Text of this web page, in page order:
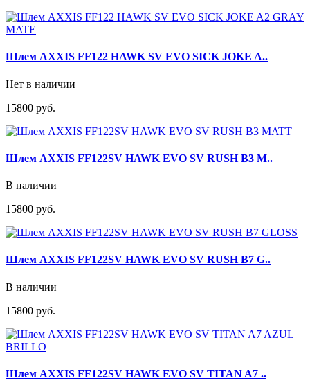
Шлем AXXIS FF122 HAWK SV EVO SICK JOKE A..
Нет в наличии
15800 руб.
Шлем AXXIS FF122SV HAWK EVO SV RUSH B3 M..
В наличии
15800 руб.
Шлем AXXIS FF122SV HAWK EVO SV RUSH B7 G..
В наличии
15800 руб.
Шлем AXXIS FF122SV HAWK EVO SV TITAN A7 ..